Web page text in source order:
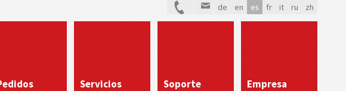
de en es fr it ru zh
Servicios Soporte Empresa